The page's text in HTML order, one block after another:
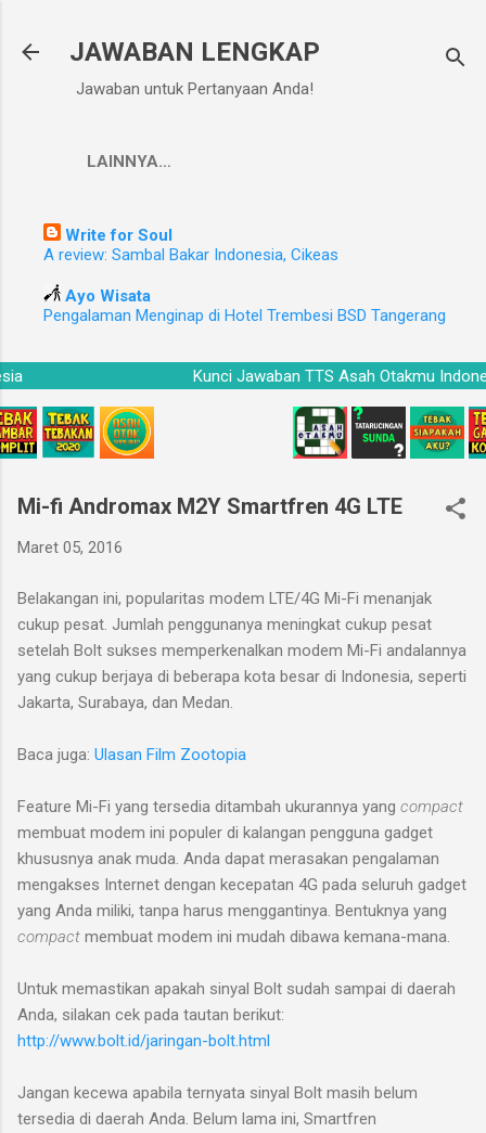
JAWABAN LENGKAP
Jawaban untuk Pertanyaan Anda!
LAINNYA…
Write for Soul
A review: Sambal Bakar Indonesia, Cikeas
Ayo Wisata
Pengalaman Menginap di Hotel Trembesi BSD Tangerang
Kunci Jawaban TTS Asah Otakmu
Mi-fi Andromax M2Y Smartfren 4G LTE
Maret 05, 2016
Belakangan ini, popularitas modem LTE/4G Mi-Fi menanjak
cukup pesat. Jumlah penggunanya meningkat cukup pesat
setelah Bolt sukses memperkenalkan modem Mi-Fi andalannya
yang cukup berjaya di beberapa kota besar di Indonesia, seperti
Jakarta, Surabaya, dan Medan.
Baca juga: Ulasan Film Zootopia
Feature Mi-Fi yang tersedia ditambah ukurannya yang compact
membuat modem ini populer di kalangan pengguna gadget
khususnya anak muda. Anda dapat merasakan pengalaman
mengakses Internet dengan kecepatan 4G pada seluruh gadget
yang Anda miliki, tanpa harus menggantinya. Bentuknya yang
compact membuat modem ini mudah dibawa kemana-mana.
Untuk memastikan apakah sinyal Bolt sudah sampai di daerah
Anda, silakan cek pada tautan berikut:
http://www.bolt.id/jaringan-bolt.html
Jangan kecewa apabila ternyata sinyal Bolt masih belum
tersedia di daerah Anda. Belum lama ini, Smartfren